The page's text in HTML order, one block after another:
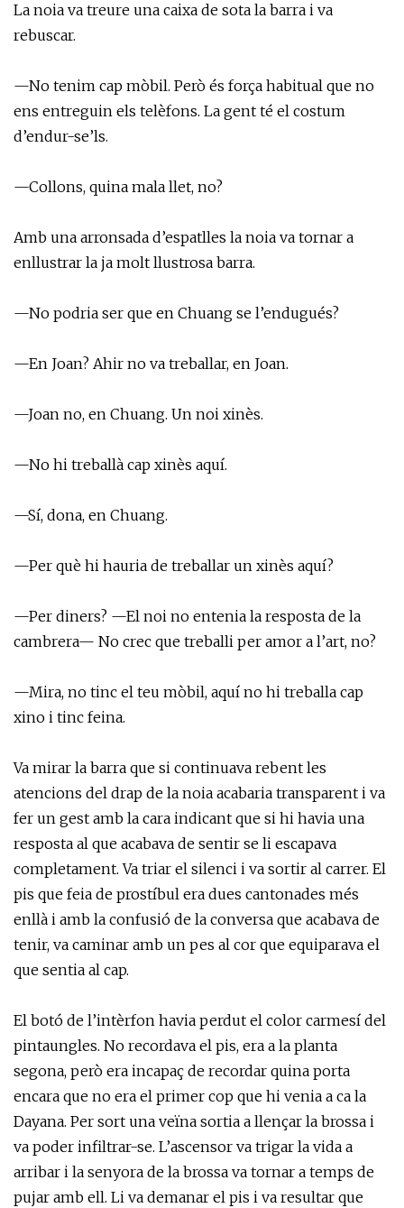
La noia va treure una caixa de sota la barra i va
rebuscar.
—No tenim cap mòbil. Però és força habitual que no
ens entreguin els telèfons. La gent té el costum
d’endur-se’ls.
—Collons, quina mala llet, no?
Amb una arronsada d’espatlles la noia va tornar a
enllustrar la ja molt llustrosa barra.
—No podria ser que en Chuang se l’endugués?
—En Joan? Ahir no va treballar, en Joan.
—Joan no, en Chuang. Un noi xinès.
—No hi treballà cap xinès aquí.
—Sí, dona, en Chuang.
—Per què hi hauria de treballar un xinès aquí?
—Per diners? —El noi no entenia la resposta de la
cambrera— No crec que treballi per amor a l’art, no?
—Mira, no tinc el teu mòbil, aquí no hi treballa cap
xino i tinc feina.
Va mirar la barra que si continuava rebent les
atencions del drap de la noia acabaria transparent i va
fer un gest amb la cara indicant que si hi havia una
resposta al que acabava de sentir se li escapava
completament. Va triar el silenci i va sortir al carrer. El
pis que feia de prostíbul era dues cantonades més
enllà i amb la confusió de la conversa que acabava de
tenir, va caminar amb un pes al cor que equiparava el
que sentia al cap.
El botó de l’intèrfon havia perdut el color carmesí del
pintaungles. No recordava el pis, era a la planta
segona, però era incapaç de recordar quina porta
encara que no era el primer cop que hi venia a ca la
Dayana. Per sort una veïna sortia a llençar la brossa i
va poder infiltrar-se. L’ascensor va trigar la vida a
arribar i la senyora de la brossa va tornar a temps de
pujar amb ell. Li va demanar el pis i va resultar que